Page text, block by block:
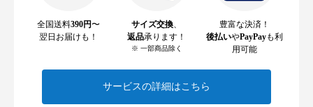
全国送料390円〜
翌日お届けも！
サイズ交換
返品承ります！
※ 一部商品除く
豊富な決済！
後払いやPayPayも利
用可能
サービスの詳細はこちら